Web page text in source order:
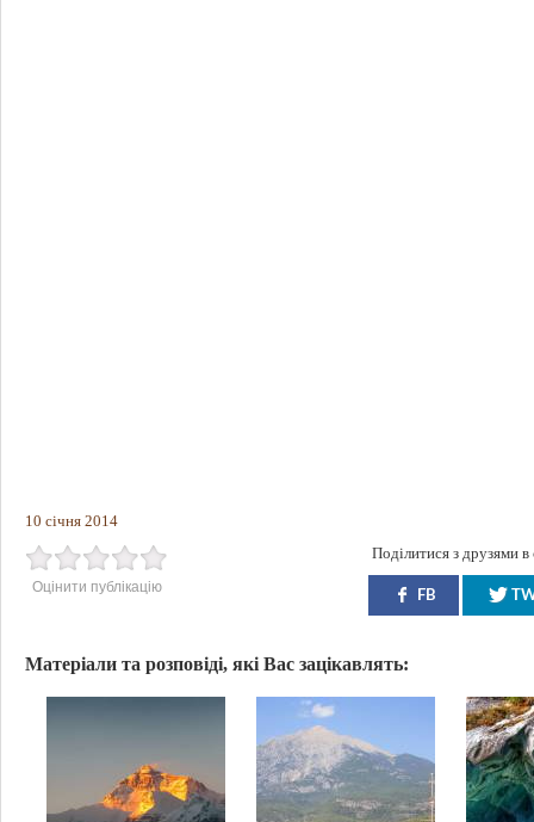
10 січня 2014
Оцінити публікацію
Поділитися з друзями
FB
Матеріали та розповіді, які Вас зацікавлять: